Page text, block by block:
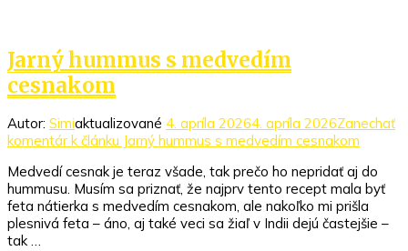
Jarný hummus s medvedím
cesnakom
Autor: Simiaktualizované 4. apríla 20264. apríla 2026Zanechať
komentár k článku Jarný hummus s medvedím cesnakom
Medvedí cesnak je teraz všade, tak prečo ho nepridať aj do
hummusu. Musím sa priznať, že najprv tento recept mala byť
feta nátierka s medvedím cesnakom, ale nakoľko mi prišla
plesnivá feta – áno, aj také veci sa žiaľ v Indii dejú častejšie –
tak …